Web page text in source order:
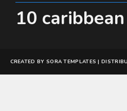
10
CREATED BY SORA TEMPLATES |